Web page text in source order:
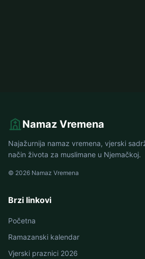
Namaz Vremena
Najažurnija namaz vremena, vjerski
način života za muslimane u Njemačkoj.
© 2026 Namaz Vremena
Brzi linkovi
Početna
Ramazanski kalendar
Vjerski praznici 2026